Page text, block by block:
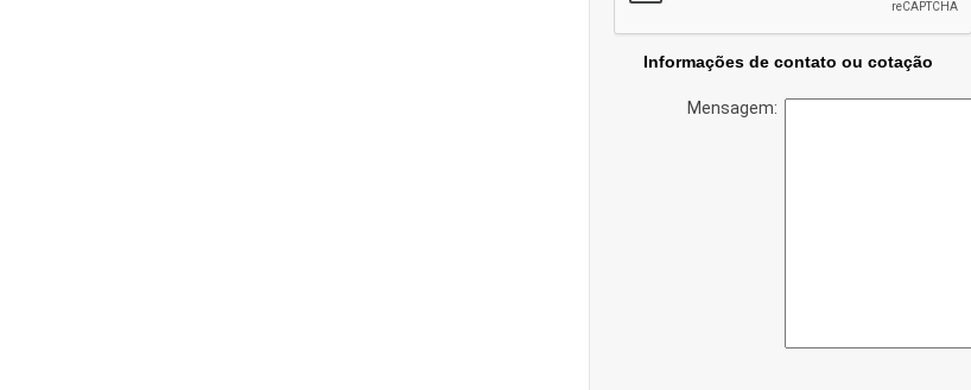
Informações de contato ou cotação
Mensagem: